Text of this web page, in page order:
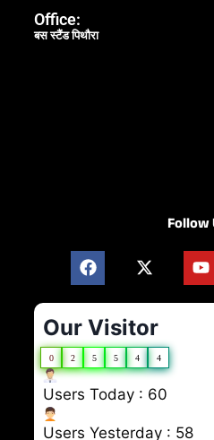
Office:
बस स्टैंड पिथौरा
Follow
Our Visitor
0 2 5 5 4 4
Users Today : 60
Users Yesterday : 58